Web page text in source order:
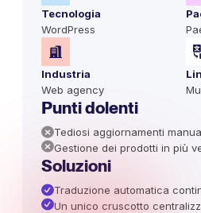
Tecnologia
WordPress
Industria
Web agency
Punti dolenti
Tediosi aggiornamenti
Gestione dei prodotti in più
Soluzioni
Traduzione automatica
Un unico cruscotto